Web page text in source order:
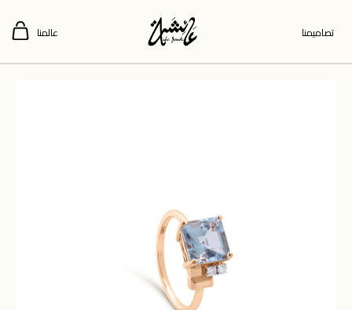
تصاميمنا عالمنا